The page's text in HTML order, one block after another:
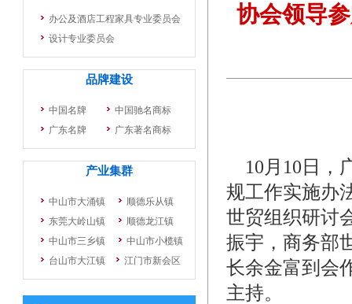
协会领导
10月10日，
规工作实施办
世贸组织研讨
振宇，商务部
长余金富到会
主持。